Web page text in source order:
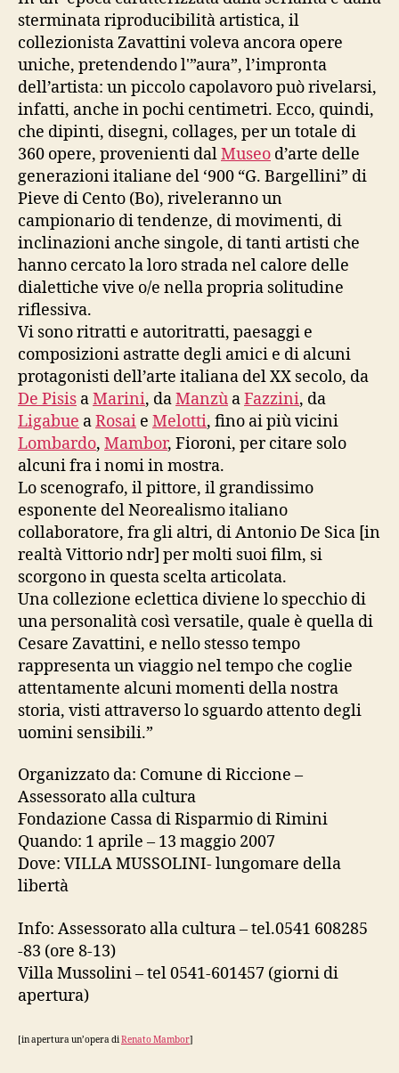
sterminata riproducibilità artistica, il
collezionista Zavattini voleva ancora opere
uniche, pretendendo l'”aura”, l’impronta
dell’artista: un piccolo capolavoro può rivelarsi,
infatti, anche in pochi centimetri. Ecco, quindi,
che dipinti, disegni, collages, per un totale di
360 opere, provenienti dalMuseo d’arte delle
generazioni italiane del ‘900 “G. Bargellini” di
Pieve di Cento (Bo), riveleranno un
campionario di tendenze, di movimenti, di
inclinazioni anche singole, di tanti artisti che
hanno cercato la loro strada nel calore delle
dialettiche vive o/e nella propria solitudine
riflessiva.
Vi sono ritratti e autoritratti, paesaggi e
composizioni astratte degli amici e di alcuni
protagonisti dell’arte italiana del XX secolo, da
De Pisis aMarini, daManzù aFazzini, da
Ligabue aRosai e Melotti, fino ai più vicini
Lombardo, Mambor, Fioroni, per citare solo
alcuni fra i nomi in mostra.
Lo scenografo, il pittore, il grandissimo
esponente del Neorealismo italiano
collaboratore, fra gli altri, di Antonio De Sica [in
realtà Vittorio ndr] per molti suoi film, si
scorgono in questa scelta articolata.
Una collezione eclettica diviene lo specchio di
una personalità così versatile, quale è quella di
Cesare Zavattini, e nello stesso tempo
rappresenta un viaggio nel tempo che coglie
attentamente alcuni momenti della nostra
storia, visti attraverso lo sguardo attento degli
uomini sensibili.”
Organizzato da: Comune di Riccione –
Assessorato alla cultura
Fondazione Cassa di Risparmio di Rimini
Quando: 1 aprile – 13 maggio 2007
Dove: VILLA MUSSOLINI- lungomare della
libertà
Info: Assessorato alla cultura – tel.0541 608285
-83 (ore 8-13)
Villa Mussolini – tel 0541-601457 (giorni di
apertura)
[in apertura un’opera diRenato Mambor]